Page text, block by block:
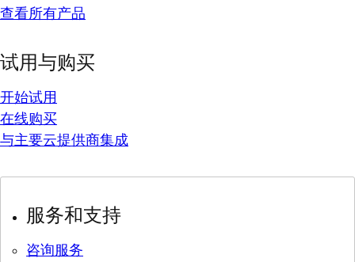
查看所有产品
试用与购买
开始试用
在线购买
与主要云提供商集成
服务和支持
咨询服务